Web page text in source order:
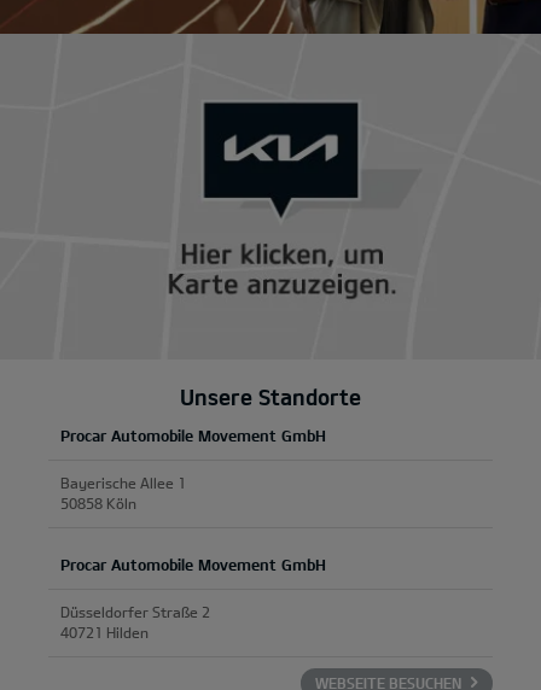
Unsere Standorte
Procar Automobile Movement GmbH
Bayerische Allee 1
50858 Köln
Procar Automobile Movement GmbH
Düsseldorfer Straße 2
40721 Hilden
WEBSEITE BESUCHEN